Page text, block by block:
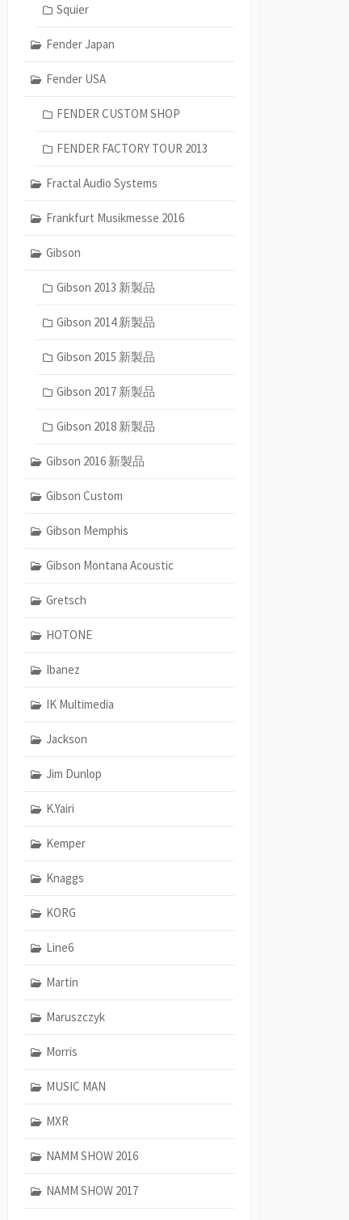
Squier
Fender Japan
Fender USA
FENDER CUSTOM SHOP
FENDER FACTORY TOUR 2013
Fractal Audio Systems
Frankfurt Musikmesse 2016
Gibson
Gibson 2013 新製品
Gibson 2014 新製品
Gibson 2015 新製品
Gibson 2017 新製品
Gibson 2018 新製品
Gibson 2016 新製品
Gibson Custom
Gibson Memphis
Gibson Montana Acoustic
Gretsch
HOTONE
Ibanez
IK Multimedia
Jackson
Jim Dunlop
K.Yairi
Kemper
Knaggs
KORG
Line6
Martin
Maruszczyk
Morris
MUSIC MAN
MXR
NAMM SHOW 2016
NAMM SHOW 2017